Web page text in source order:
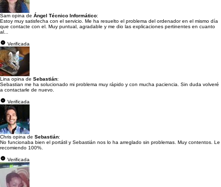
Sam opina de Ángel Técnico Informático:
Estoy muy satisfecha con el servicio. Me ha resuelto el problema del ordenador en el mismo día
que contacte con el. Muy puntual, agradable y me dio las explicaciones pertinentes en cuanto
al...
Verificada
Lina opina de Sebastián:
Sebastian me ha solucionado mi problema muy rápido y con mucha paciencia. Sin duda volveré
a contactarle de nuevo.
Verificada
Chris opina de Sebastián:
No funcionaba bien el portátil y Sebastián nos lo ha arreglado sin problemas. Muy contentos. Le
recomiendo 100%.
Verificada